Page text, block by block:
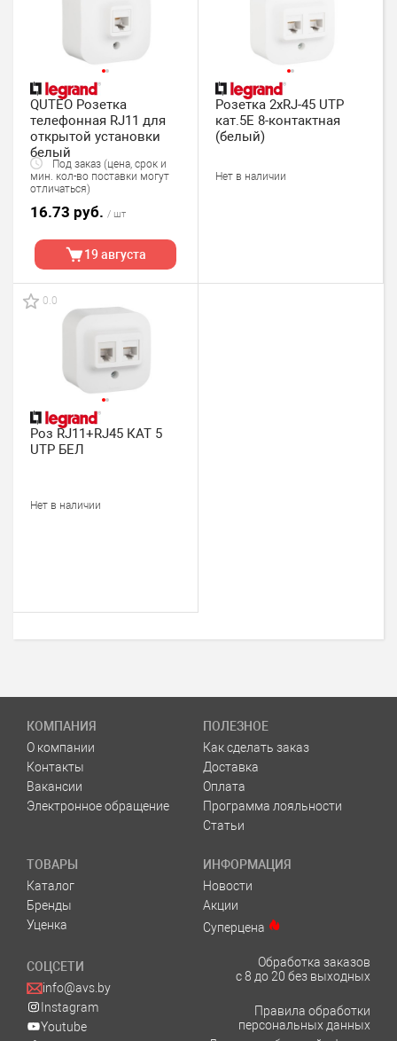
QUTEO Розетка
телефонная RJ11 для
открытой установки
белый
Под заказ (цена, срок и
мин. кол-во поставки могут
отличаться)
16.73 руб. / шт
19 августа
Розетка 2хRJ-45 UTP
кат.5Е 8-контактная
(белый)
Нет в наличии
0.0
Роз RJ11+RJ45 КАТ 5
UTP БЕЛ
Нет в наличии
КОМПАНИЯ
О компании
Контакты
Вакансии
Электронное обращение
ПОЛЕЗНОЕ
Как сделать заказ
Доставка
Оплата
Программа лояльности
Статьи
ТОВАРЫ
Каталог
Бренды
Уценка
ИНФОРМАЦИЯ
Новости
Акции
Суперцена
СОЦСЕТИ
info@avs.by
Instagram
Youtube
Обработка заказов
с 8 до 20 без выходных
Правила обработки
персональных данных